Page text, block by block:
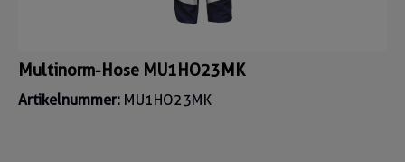
Multinorm-Hose MU1HO23MK
Artikelnummer: MU1HO23MK